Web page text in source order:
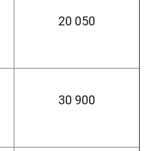
20 050
30 900